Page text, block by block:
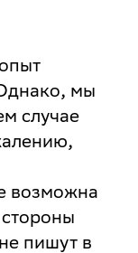
мы
случае
возможна
пишут в